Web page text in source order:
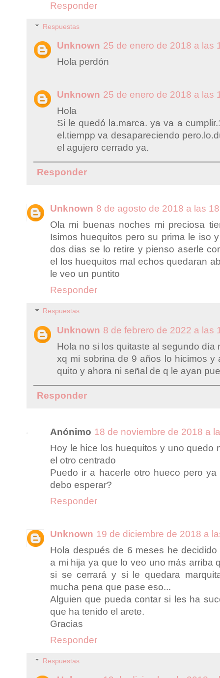
Responder
Respuestas
Unknown 25 de enero de 2018 a las
Hola perdón
Unknown 25 de enero de 2018 a las
Hola
Si le quedó la.marca. ya va a
el.tiempp va desapareciendo
el agujero cerrado ya.
Responder
Unknown 8 de agosto de 2018 a las
Ola mi buenas noches mi preciosa
Isimos huequitos pero su prima le iso
dos dias se lo retire y pienso aserle
el los huequitos mal echos quedaran
le veo un puntito
Responder
Respuestas
Unknown 8 de febrero de 2022 a las
Hola no si los quitaste al segundo día
xq mi sobrina de 9 años lo hicimos y
quito y ahora ni señal de q le ayan
Responder
Anónimo 18 de noviembre de 2018 a
Hoy le hice los huequitos y uno quedo
el otro centrado
Puedo ir a hacerle otro hueco pero
debo esperar?
Responder
Unknown 19 de diciembre de 2018 a
Hola después de 6 meses he
a mi hija ya que lo veo uno más arriba
si se cerrará y si le quedara
mucha pena que pase eso...
Alguien que pueda contar si les ha
que ha tenido el arete.
Gracias
Responder
Respuestas